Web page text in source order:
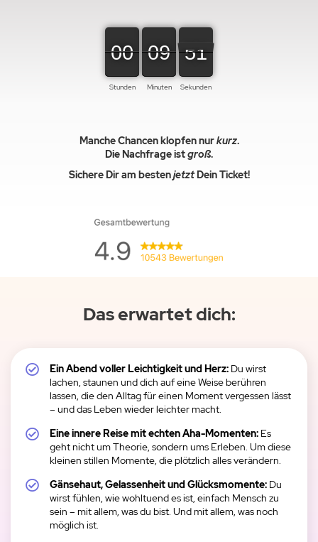
00
00
00
Stunden
09
09
09
Minuten
50
49
50
Sekunden
Manche Chancen klopfen nurkurz.
Die Nachfrage istgroß.
Sichere Dir am bestenjetztDein Ticket!
Das erwartet dich:
Ein Abend voller Leichtigkeit und Herz: Du wirst
lachen, staunen und dich auf eine Weise berühren
lassen, die den Alltag für einen Moment vergessen lässt
– und das Leben wieder leichter macht.
Eine innere Reise mit echten Aha-Momenten: Es
geht nicht um Theorie, sondern ums Erleben. Um diese
kleinen stillen Momente, die plötzlich alles verändern.
Gänsehaut, Gelassenheit und Glücksmomente: Du
wirst fühlen, wie wohltuend es ist, einfach Mensch zu
sein – mit allem, was du bist. Und mit allem, was noch
möglich ist.